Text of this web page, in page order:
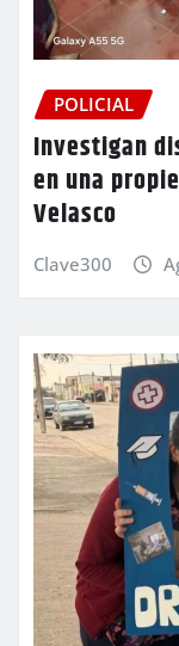
POLICIAL
Investigan
en una
Velasco
Clave300